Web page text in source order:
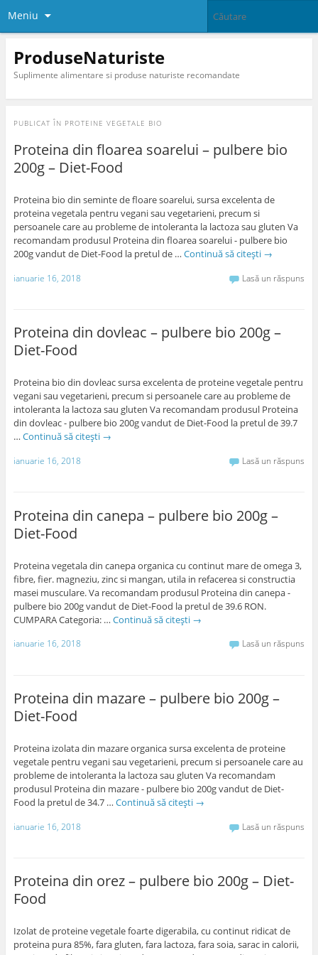
Meniu
ProduseNaturiste
Suplimente alimentare si produse naturiste recomandate
PUBLICAT ÎN PROTEINE VEGETALE BIO
Proteina din floarea soarelui – pulbere bio
200g – Diet-Food
Proteina bio din seminte de floare soarelui, sursa excelenta de
proteina vegetala pentru vegani sau vegetarieni, precum si
persoanele care au probleme de intoleranta la lactoza sau gluten Va
recomandam produsul Proteina din floarea soarelui - pulbere bio
200g vandut de Diet-Food la pretul de … Continuă să citești →
ianuarie 16, 2018 Lasă un răspuns
Proteina din dovleac – pulbere bio 200g –
Diet-Food
Proteina bio din dovleac sursa excelenta de proteine vegetale pentru
vegani sau vegetarieni, precum si persoanele care au probleme de
intoleranta la lactoza sau gluten Va recomandam produsul Proteina
din dovleac - pulbere bio 200g vandut de Diet-Food la pretul de 39.7
… Continuă să citești →
ianuarie 16, 2018 Lasă un răspuns
Proteina din canepa – pulbere bio 200g –
Diet-Food
Proteina vegetala din canepa organica cu continut mare de omega 3,
fibre, fier. magneziu, zinc si mangan, utila in refacerea si constructia
masei musculare. Va recomandam produsul Proteina din canepa -
pulbere bio 200g vandut de Diet-Food la pretul de 39.6 RON.
CUMPARA Categoria: … Continuă să citești →
ianuarie 16, 2018 Lasă un răspuns
Proteina din mazare – pulbere bio 200g –
Diet-Food
Proteina izolata din mazare organica sursa excelenta de proteine
vegetale pentru vegani sau vegetarieni, precum si persoanele care au
probleme de intoleranta la lactoza sau gluten Va recomandam
produsul Proteina din mazare - pulbere bio 200g vandut de Diet-
Food la pretul de 34.7 … Continuă să citești →
ianuarie 16, 2018 Lasă un răspuns
Proteina din orez – pulbere bio 200g – Diet-
Food
Izolat de proteine vegetale foarte digerabila, cu continut ridicat de
proteina pura 85%, fara gluten, fara lactoza, fara soia, sarac in calorii,